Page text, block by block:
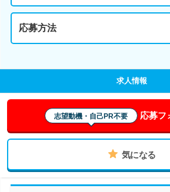
応募方法
求人情報
志望動機・自己PR不要 応募フ
気になる